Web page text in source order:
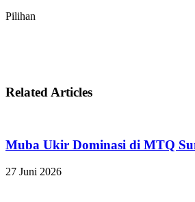
Pilihan
Related Articles
Muba Ukir Dominasi di MTQ
27 Juni 2026